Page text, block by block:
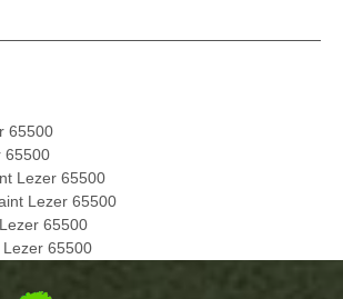
65500
65500
Lezer 65500
Lezer 65500
65500
65500